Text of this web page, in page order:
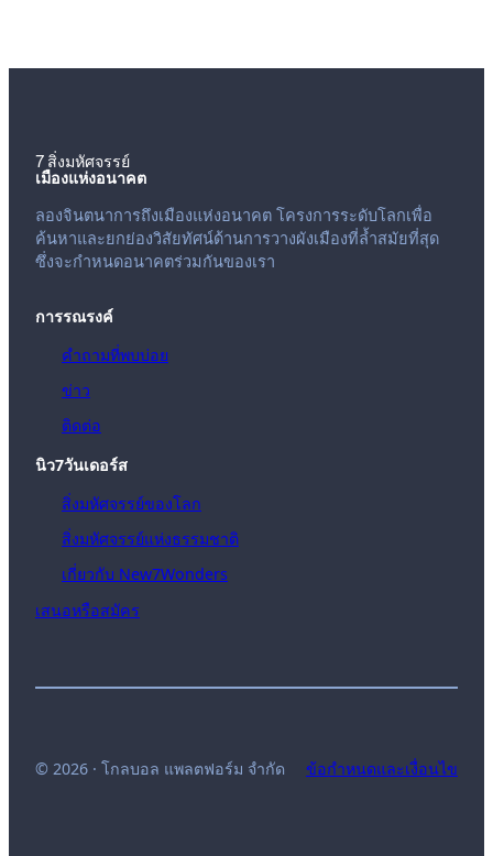
7 สิ่งมหัศจรรย์
เมืองแห่งอนาคต
ลองจินตนาการถึงเมืองแห่งอนาคต โครงการระดับโลกเพื่อ
ค้นหาและยกย่องวิสัยทัศน์ด้านการวางผังเมืองที่ล้ำสมัยที่สุด
ซึ่งจะกำหนดอนาคตร่วมกันของเรา
การรณรงค์
คำถามที่พบบ่อย
ข่าว
ติดต่อ
นิว7วันเดอร์ส
สิ่งมหัศจรรย์ของโลก
สิ่งมหัศจรรย์แห่งธรรมชาติ
เกี่ยวกับ New7Wonders
เสนอหรือสมัคร
© 2026 · โกลบอล แพลตฟอร์ม จำกัด ข้อกำหนดและเงื่อนไข